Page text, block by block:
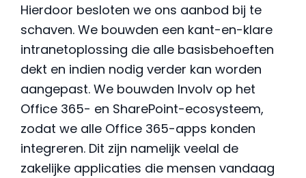
Hierdoor besloten we ons aanbod bij te
schaven. We bouwden een kant-en-klare
intranetoplossing die alle basisbehoeften
dekt en indien nodig verder kan worden
aangepast. We bouwden Involv op het
Office 365- en SharePoint-ecosysteem,
zodat we alle Office 365-apps konden
integreren. Dit zijn namelijk veelal de
zakelijke applicaties die mensen vandaag